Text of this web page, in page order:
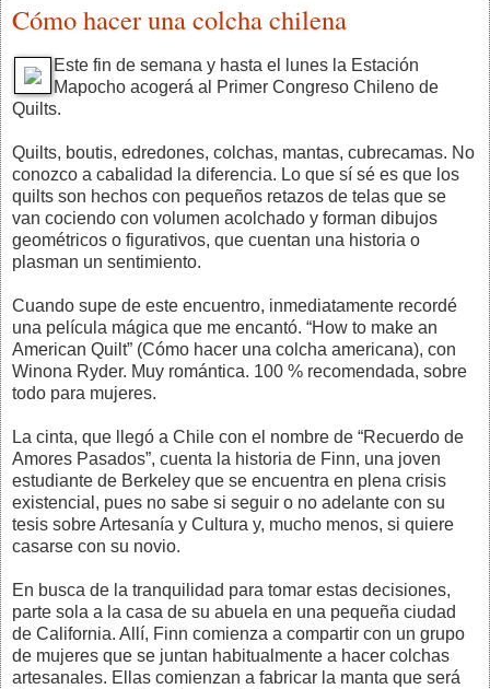
Cómo hacer una colcha chilena
Este fin de semana y hasta el lunes la Estación
Mapocho acogerá al Primer Congreso Chileno de
Quilts.
Quilts, boutis, edredones, colchas, mantas, cubrecamas. No
conozco a cabalidad la diferencia. Lo que sí sé es que los
quilts son hechos con pequeños retazos de telas que se
van cociendo con volumen acolchado y forman dibujos
geométricos o figurativos, que cuentan una historia o
plasman un sentimiento.
Cuando supe de este encuentro, inmediatamente recordé
una película mágica que me encantó. “How to make an
American Quilt” (Cómo hacer una colcha americana), con
Winona Ryder. Muy romántica. 100 % recomendada, sobre
todo para mujeres.
La cinta, que llegó a Chile con el nombre de “Recuerdo de
Amores Pasados”, cuenta la historia de Finn, una joven
estudiante de Berkeley que se encuentra en plena crisis
existencial, pues no sabe si seguir o no adelante con su
tesis sobre Artesanía y Cultura y, mucho menos, si quiere
casarse con su novio.
En busca de la tranquilidad para tomar estas decisiones,
parte sola a la casa de su abuela en una pequeña ciudad
de California. Allí, Finn comienza a compartir con un grupo
de mujeres que se juntan habitualmente a hacer colchas
artesanales. Ellas comienzan a fabricar la manta que será